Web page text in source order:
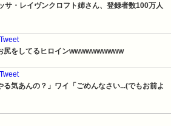
サ・レイヴンクロフト姉さん、登録者数100万人
尻をしてるヒロインwwwwwwwwww
る気あんの？」ワイ「ごめんなさい...(でもお前よ